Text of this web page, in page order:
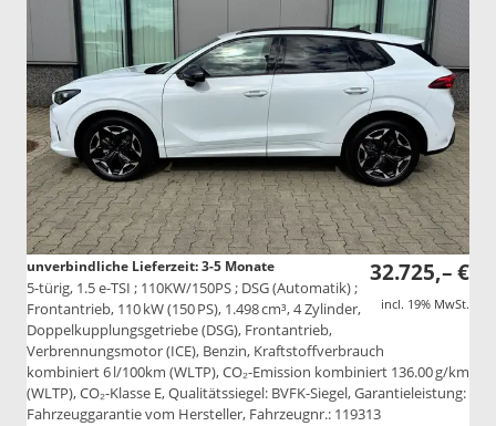
32.725,– €
incl. 19% MwSt.
unverbindliche Lieferzeit: 3-5 Monate
5-türig, 1.5 e-TSI ; 110KW/150PS ; DSG (Automatik) ;
Frontantrieb, 110 kW (150 PS), 1.498 cm³, 4 Zylinder,
Doppelkupplungsgetriebe (DSG), Frontantrieb,
Verbrennungsmotor (ICE), Benzin, Kraftstoffverbrauch
kombiniert 6 l/100km (WLTP), CO₂-Emission kombiniert 136.00 g/km
(WLTP), CO₂-Klasse E, Qualitätssiegel: BVFK-Siegel, Garantieleistung:
Fahrzeuggarantie vom Hersteller, Fahrzeugnr.: 119313